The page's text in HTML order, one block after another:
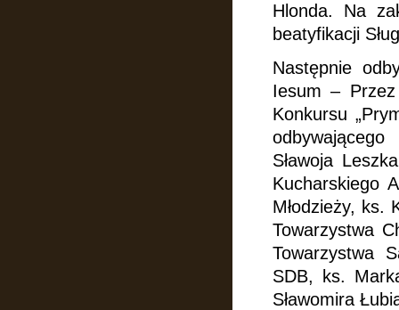
Hlonda. Na
beatyfikacji
Następnie
Iesum –
Konkursu
Sławoja
Kucharskiego
Młodzieży, ks.
Towarzystwa
Towarzystwa
SDB, ks.
Sławomira